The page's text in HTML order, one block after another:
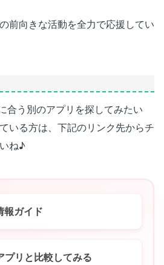
前向きな活動を全力で応援してい
合う別のアプリを探してみたい
いる方は、下記のリンク先からチ
ね♪
報ガイド
プリと比較してみる